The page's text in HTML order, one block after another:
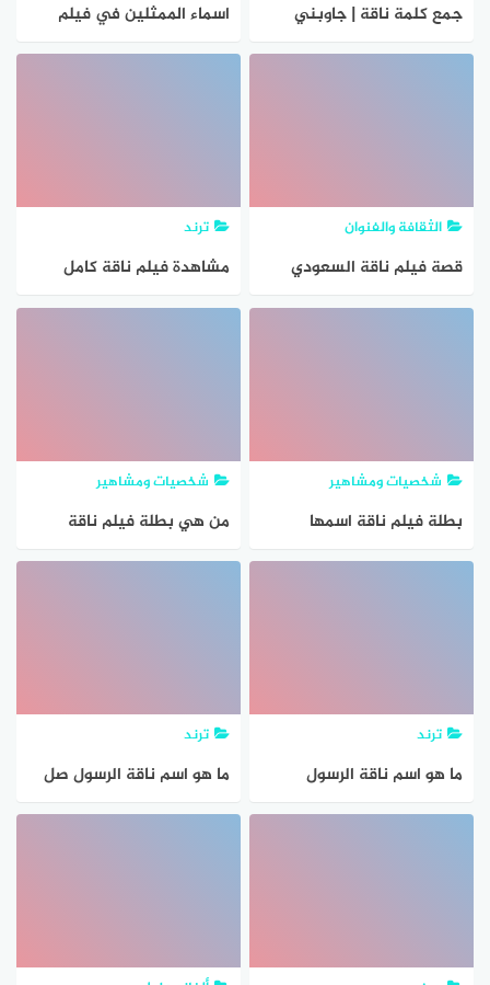
جمع كلمة ناقة | جاوبني
هوست
اسماء الممثلين في فيلم
ناقة 2023
الثقافة والفنوان
قصة فيلم ناقة السعودي
وابطال الفيلم
ترند
مشاهدة فيلم ناقة كامل
NAGA 2023 مترجم بجودة
شخصيات ومشاهير
بطلة فيلم ناقة اسمها
شخصيات ومشاهير
من هي بطلة فيلم ناقة
السيرة الذاتية؟
ترند
ما هو اسم ناقة الرسول
ترند
ما هو اسم ناقة الرسول صل
الله عليه وسلم